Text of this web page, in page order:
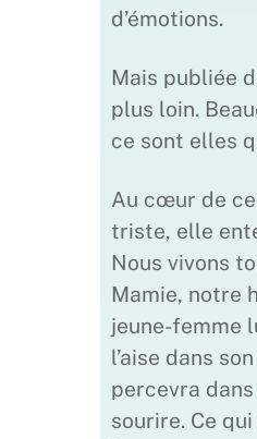
d’émotions.
Mais publiée
plus loin.
ce sont elles
Au cœur de
triste, elle
Nous vivons
Mamie, notre
jeune-femme
l’aise dans
percevra
sourire. Ce